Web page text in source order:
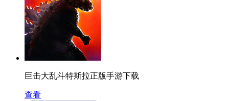
巨击大乱斗特斯拉正版手游下载
查看